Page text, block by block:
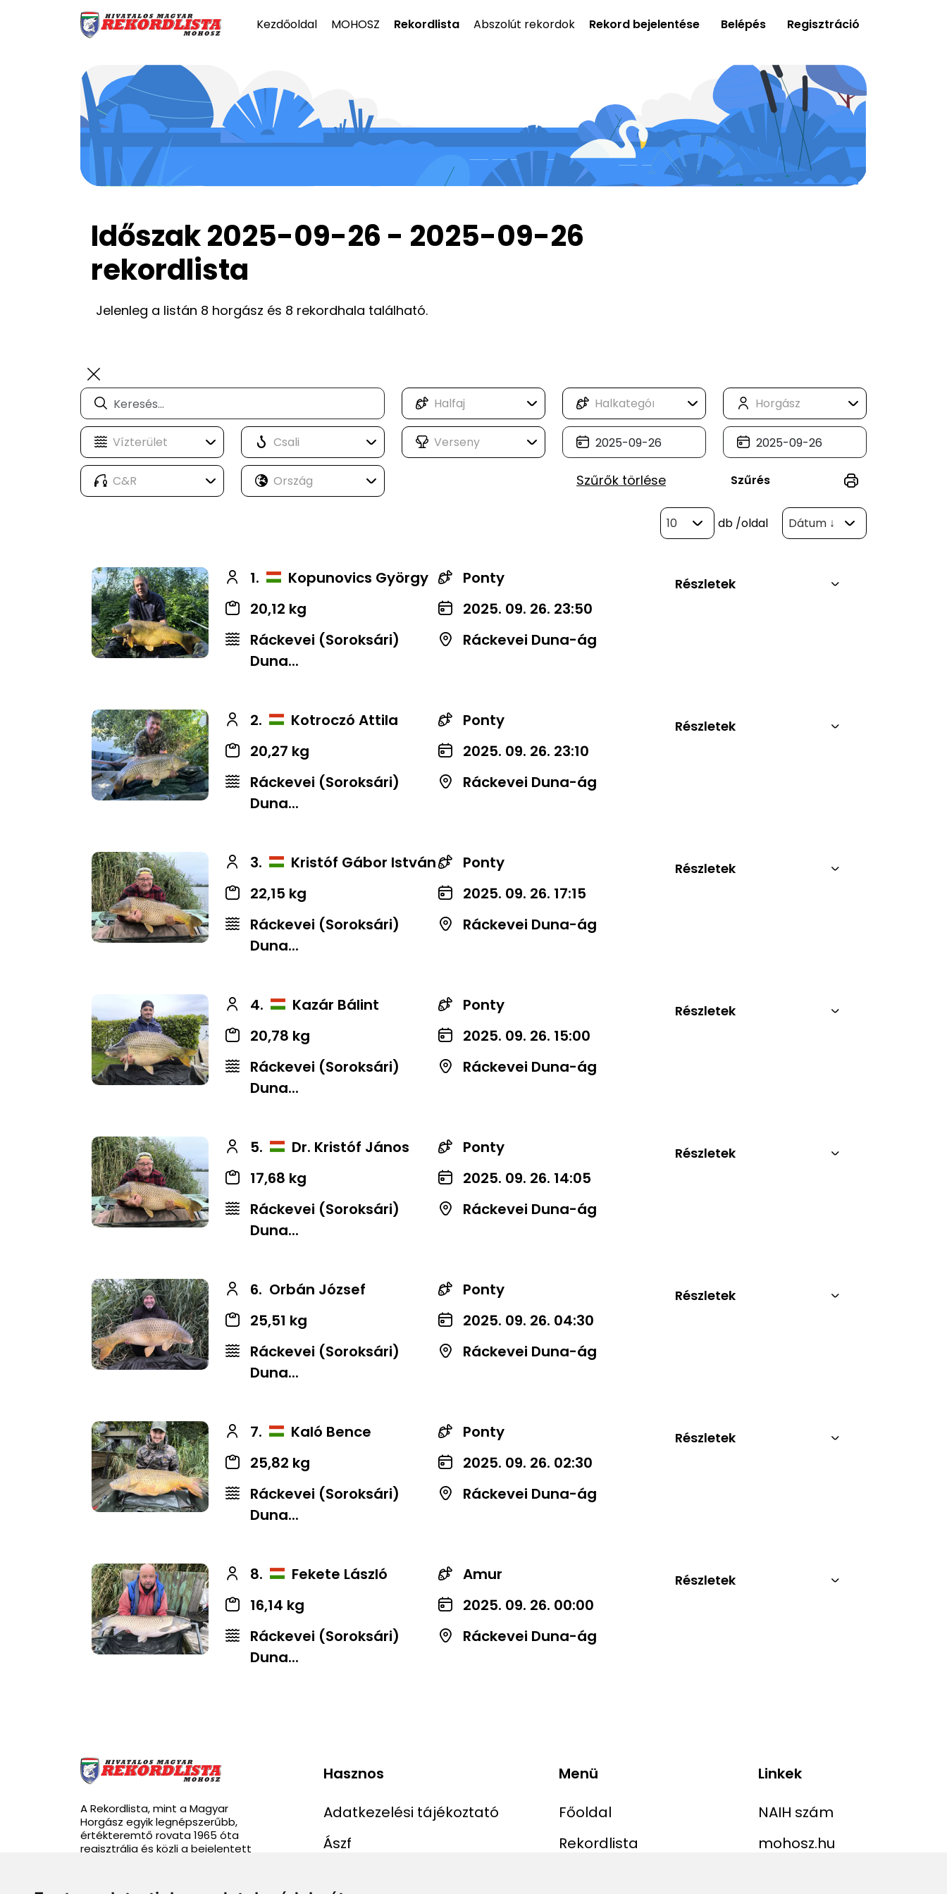
Kezdőoldal MOHOSZ Rekordlista Abszolút rekordok Rekord bejelentése Belépés Regisztráció
Időszak 2025-09-26 - 2025-09-26
rekordlista
Jelenleg a listán 8 horgász és 8 rekordhala található.
Szűrők törlése Szűrés
10 db /oldal Dátum ↓
1. Kopunovics György
Ponty
20,12 kg
2025. 09. 26. 23:50
Ráckevei (Soroksári)
Duna...
Ráckevei Duna-ág
Részletek
2. Kotroczó Attila
Ponty
20,27 kg
2025. 09. 26. 23:10
Ráckevei (Soroksári)
Duna...
Ráckevei Duna-ág
Részletek
3. Kristóf Gábor István
Ponty
22,15 kg
2025. 09. 26. 17:15
Ráckevei (Soroksári)
Duna...
Ráckevei Duna-ág
Részletek
4. Kazár Bálint
Ponty
20,78 kg
2025. 09. 26. 15:00
Ráckevei (Soroksári)
Duna...
Ráckevei Duna-ág
Részletek
5. Dr. Kristóf János
Ponty
17,68 kg
2025. 09. 26. 14:05
Ráckevei (Soroksári)
Duna...
Ráckevei Duna-ág
Részletek
6. Orbán József
Ponty
25,51 kg
2025. 09. 26. 04:30
Ráckevei (Soroksári)
Duna...
Ráckevei Duna-ág
Részletek
7. Kaló Bence
Ponty
25,82 kg
2025. 09. 26. 02:30
Ráckevei (Soroksári)
Duna...
Ráckevei Duna-ág
Részletek
8. Fekete László
Amur
16,14 kg
2025. 09. 26. 00:00
Ráckevei (Soroksári)
Duna...
Ráckevei Duna-ág
Részletek
A Rekordlista, mint a Magyar
Horgász egyik legnépszerűbb,
értékteremtő rovata 1965 óta
regisztrálja és közli a bejelentett
Hasznos
Adatkezelési tájékoztató
Ászf
Menü
Főoldal
Rekordlista
Linkek
NAIH szám
mohosz.hu